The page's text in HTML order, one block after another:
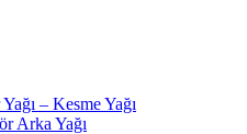
– Kesme Yağı
Arka Yağı